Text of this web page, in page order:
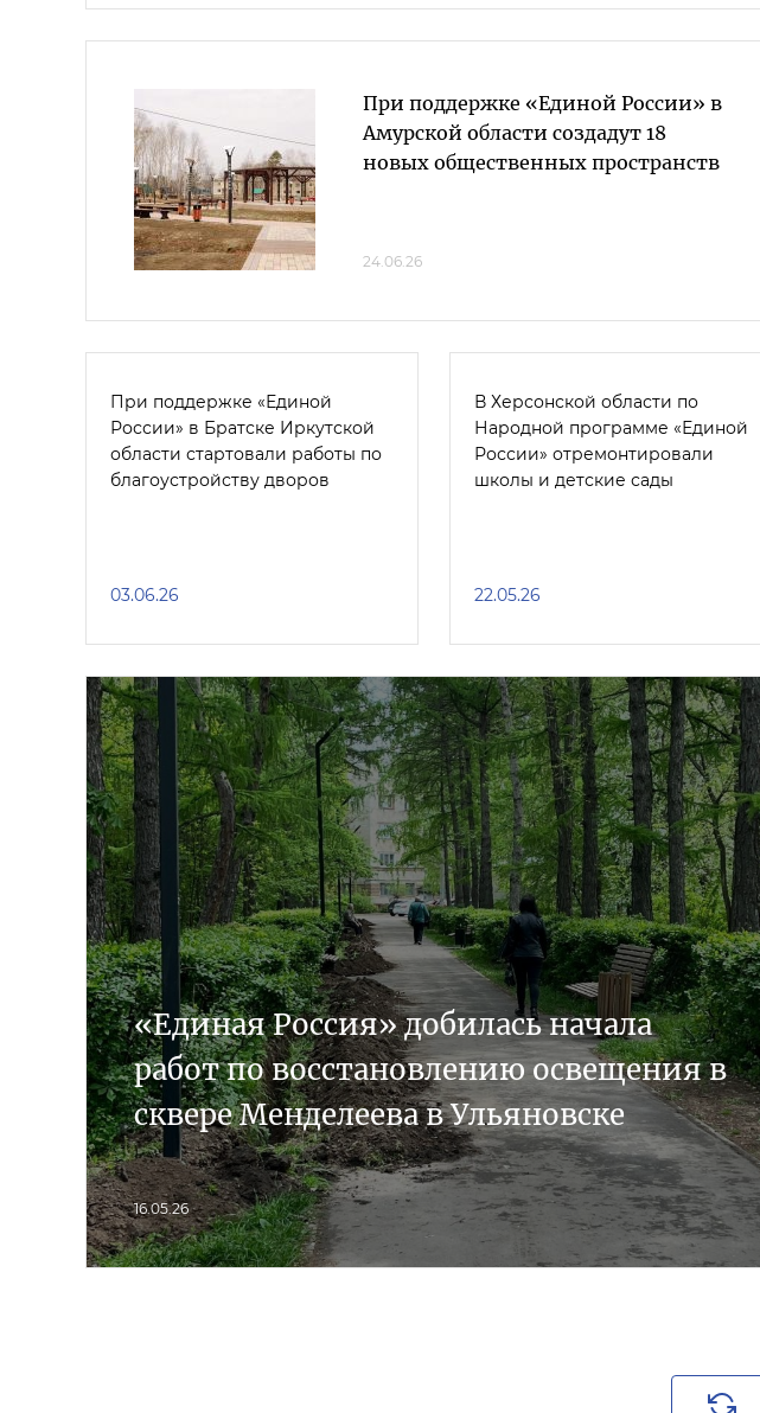
При поддержке «Единой России» в
Амурской области создадут 18
новых общественных пространств
24.06.26
При поддержке «Единой
России» в Братске Иркутской
области стартовали работы по
благоустройству дворов
03.06.26
В Херсонской области по
Народной программе «Единой
России» отремонтировали
школы и детские сады
22.05.26
«Единая Россия» добилась начала
работ по восстановлению освещения в
сквере Менделеева в Ульяновске
16.05.26